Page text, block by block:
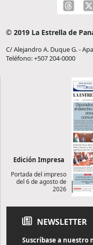
© 2019 La Estrella de
C/ Alejandro A. Duque G. -
Teléfono: +507 204-0000
Edición Impresa
Portada del impreso
del 6 de agosto de
2026
NEWSLETTER
Suscríbase a nuestro